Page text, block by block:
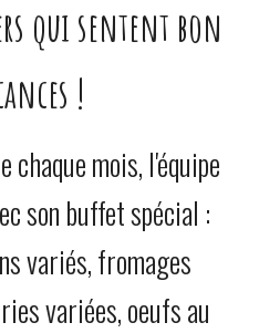
qui sentent bon
!
chaque mois, l'équipe
son buffet spécial :
variés, fromages
variées, oeufs au